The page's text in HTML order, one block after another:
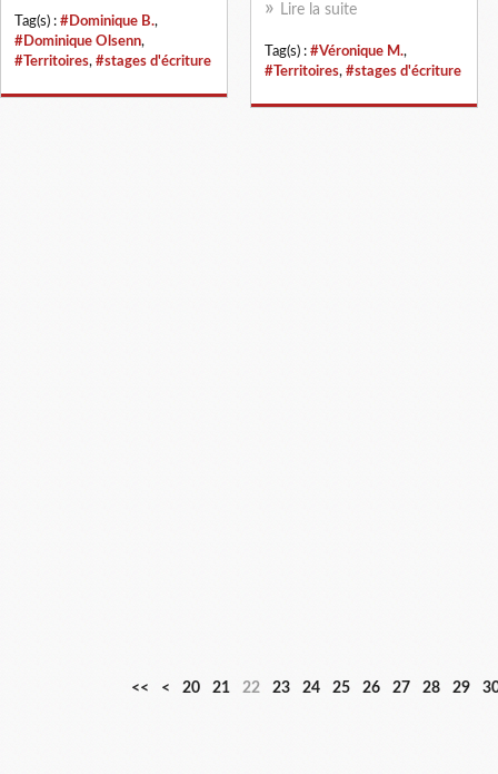
Tag(s) : #Dominique B.,
#Dominique Olsenn,
#Territoires, #stages d'écriture
Lire la suite
Tag(s) : #Véronique M.,
#Territoires, #stages d'écriture
<< <
1
20 21 22 23 24 25 26 27 28 29